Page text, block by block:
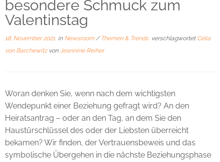
besondere Schmuck zum
Valentinstag
18. November 2021 in Newsroom/ Themen & Trends verschlagwortet Célia
von Barchewitz vonJeannine Reiher
Woran denken Sie, wenn nach dem wichtigsten
Wendepunkt einer Beziehung gefragt wird? An den
Heiratsantrag – oder an den Tag, an dem Sie den
Haustürschlüssel des oder der Liebsten überreicht
bekamen? Wir finden, der Vertrauensbeweis und das
symbolische Übergehen in die nächste Beziehungsphase